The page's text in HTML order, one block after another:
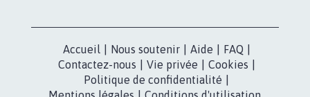
Accueil Nous soutenir Aide FAQ
Contactez-nous
Vie privée Cookies
Politique de confidentialité